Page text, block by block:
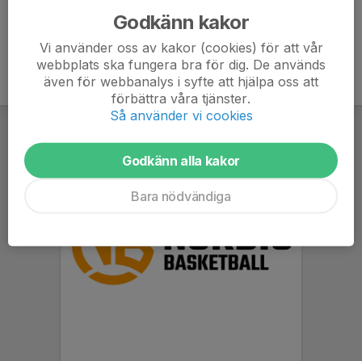
Godkänn kakor
Vi använder oss av kakor (cookies) för att vår
webbplats ska fungera bra för dig. De används
även för webbanalys i syfte att hjälpa oss att
förbättra våra tjänster.
Så använder vi cookies
Godkänn alla kakor
Bara nödvändiga